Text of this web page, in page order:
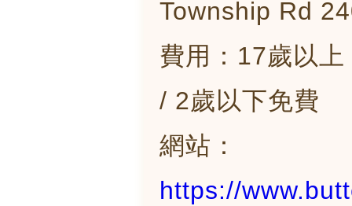
Township Rd
費用：17歲以
/ 2歲以下免費
網站：
https://